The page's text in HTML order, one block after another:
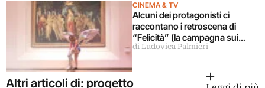
CINEMA & TV
Alcuni dei protagonisti ci
raccontano i retroscena di
“Felicità” (la campagna sui
musei statali)
di Ludovica Palmieri
Altri articoli di: progetto